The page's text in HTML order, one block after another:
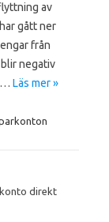
av
gått ner
från
negativ
Läs mer »
direkt